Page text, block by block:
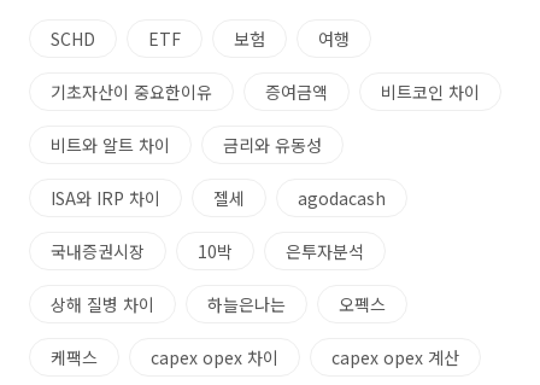
SCHD ETF 보험 여행
기초자산이 중요한이유 증여금액 비트코인 차이
비트와 알트 차이 금리와 유동성
ISA와 IRP 차이 젤세 agodacash
국내증권시장 10박 은투자분석
상해 질병 차이 하늘은나는 오펙스
케팩스 capex opex 차이 capex opex 계산